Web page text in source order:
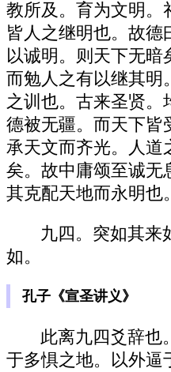
教所及。育为文明。
皆人之继明也。故德
以诚明。则天下无暗
而勉人之有以继其明
之训也。古来圣贤。
德被无疆。而天下皆
承天文而齐光。人道
矣。故中庸颂至诚无
其克配天地而永明也。
九四。突如其来
如。
孔子《宣圣讲义》
此离九四爻辞也
于多惧之地。以外逼